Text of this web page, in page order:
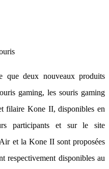
que deux nouveaux produits
gaming, les souris gaming
filaire Kone II, disponibles en
participants et sur le site
et la Kone II sont proposées
respectivement disponibles au